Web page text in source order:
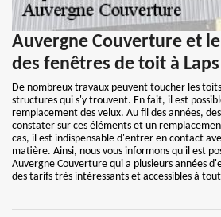
Auvergne Couverture et
des fenêtres de toit à
De nombreux travaux peuvent toucher les
structures qui s'y trouvent. En fait, il est
remplacement des velux. Au fil des années,
constater sur ces éléments et un
cas, il est indispensable d'entrer en contact
matière. Ainsi, nous vous informons qu'il est
Auvergne Couverture qui a plusieurs années
des tarifs très intéressants et accessibles à